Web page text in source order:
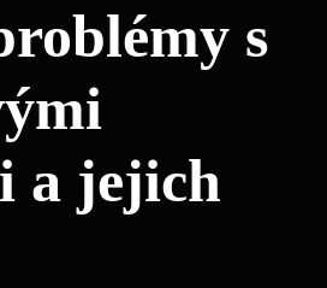
s
a jejich